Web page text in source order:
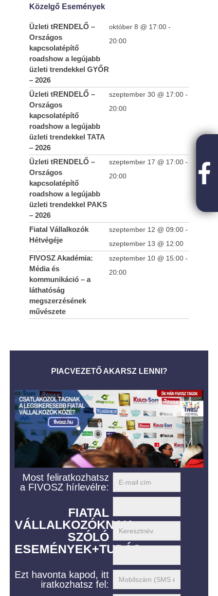
Közelgő Események
Üzleti tRENDELŐ –
Országos
kapcsolatépítő
roadshow a legújabb
üzleti trendekkel GYŐR
– 2026
október 8 @ 17:00 -
20:00
Üzleti tRENDELŐ –
Országos
kapcsolatépítő
roadshow a legújabb
üzleti trendekkel TATA
– 2026
szeptember 30 @ 17:00 -
20:00
Üzleti tRENDELŐ –
Országos
kapcsolatépítő
roadshow a legújabb
üzleti trendekkel PAKS
– 2026
szeptember 17 @ 17:00 -
20:00
Fiatal Vállalkozók
Hétvégéje
szeptember 12 @ 09:00 -
szeptember 13 @ 12:00
FIVOSZ Akadémia:
Média és
kommunikáció – a
láthatóság
megszerzésének
művészete
szeptember 10 @ 15:00 -
20:00
PIACVEZETŐ AKARSZ LENNI?
Most feliratkozhatsz
a FIVOSZ hírlevélre:
FIATAL
VÁLLALKOZÓKNAK
SZÓLÓ
ESEMÉNYEK+TUDÁS
Ezt havonta kapod, itt
iratkozhatsz fel: